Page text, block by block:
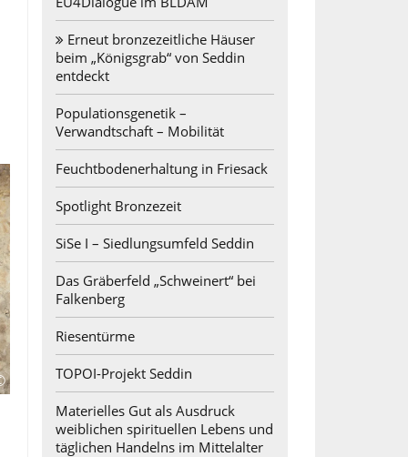
Erneut bronzezeitliche Häuser
beim „Königsgrab“ von Seddin
entdeckt
Populationsgenetik –
Verwandtschaft – Mobilität
Feuchtbodenerhaltung in Friesack
Spotlight Bronzezeit
SiSe I – Siedlungsumfeld Seddin
Das Gräberfeld „Schweinert“ bei
Falkenberg
Riesentürme
TOPOI-Projekt Seddin
Materielles Gut als Ausdruck
weiblichen spirituellen Lebens und
täglichen Handelns im Mittelalter